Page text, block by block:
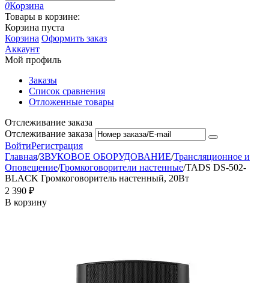
0Корзина
Товары в корзине:
Корзина пуста
Корзина Оформить заказ
Аккаунт
Мой профиль
Заказы
Список сравнения
Отложенные товары
Отслеживание заказа
Отслеживание заказа
ВойтиРегистрация
Главная/ЗВУКОВОЕ ОБОРУДОВАНИЕ/Трансляционное и
Оповещение/Громкоговорители настенные/TADS DS-502-
BLACK Громкоговоритель настенный, 20Вт
2 390 ₽
В корзину